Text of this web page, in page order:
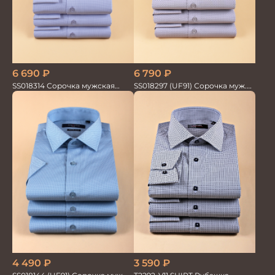
6 690 ₽
SS018314 Сорочка мужская
GROSTYLE TRENDY
6 790 ₽
SS018297 (UF91) Сорочка муж.
GROSTYLE TRENDY
4 490 ₽ 3 590 ₽